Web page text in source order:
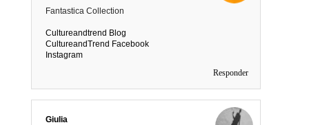
Fantastica Collection
Cultureandtrend Blog
CultureandTrend Facebook
Instagram
Responder
Giulia